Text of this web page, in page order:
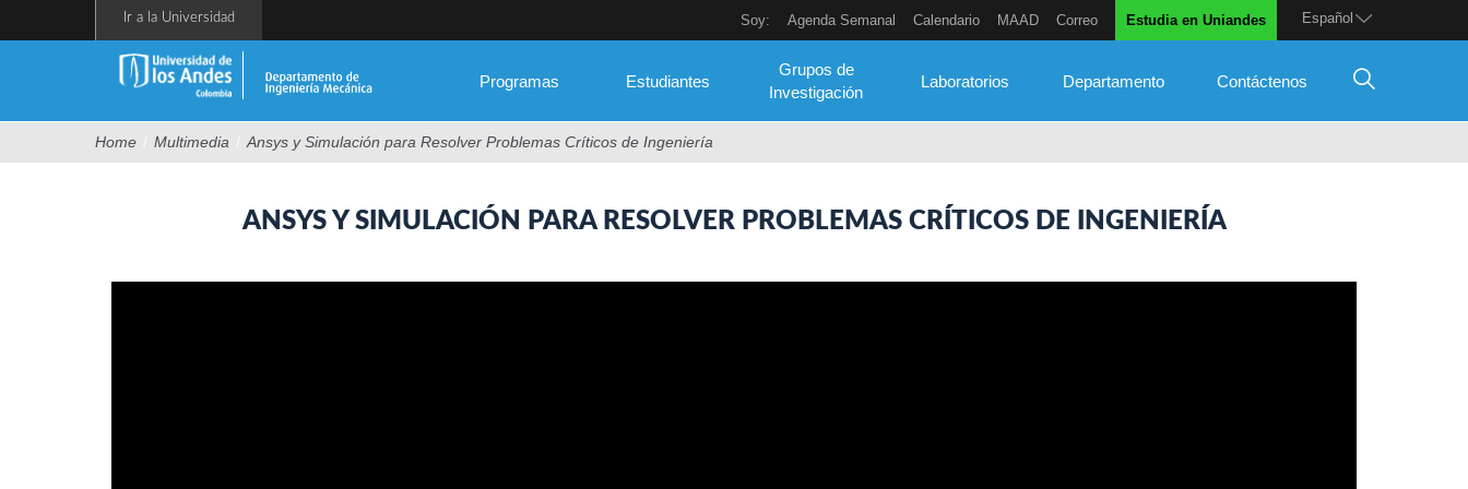
Español
Soy: Agenda Semanal Calendario MAAD Correo Estudia en Uniandes
Ir a la Universidad
Programas Estudiantes
Grupos de
Investigación
Laboratorios Departamento Contáctenos
Home / Multimedia / Ansys y Simulación para Resolver Problemas Críticos de Ingeniería
ANSYS Y SIMULACIÓN PARA RESOLVER PROBLEMAS CRÍTICOS DE INGENIERÍA